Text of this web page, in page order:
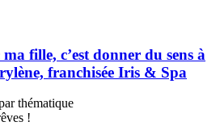
fille, c’est donner du sens à
franchisée Iris & Spa
thématique
!